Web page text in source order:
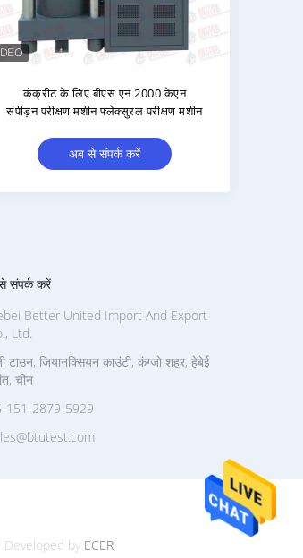
स्लंप कोन सेट पेंटेड स्टील कंक्रीट टेस्टिंग
इक्विपमेंट
अब से संपर्क करें
संपर्क करें
Better United Import And Export
Ltd.
टाउन, जियानक्सियन काउंटी, कंग्जो शहर, हेबेई
चीन
151-2879-5929
by ECER